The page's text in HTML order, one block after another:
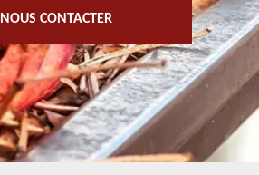
NOUS CONTACTER